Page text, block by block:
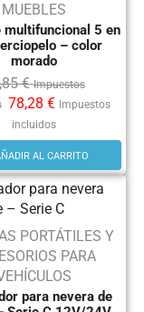
MUEBLES
multifuncional 5 en
– color
morado
€ Impuestos
78,28 €
Impuestos
incluidos
AL CARRITO
PORTÁTILES Y
PARA
para nevera de